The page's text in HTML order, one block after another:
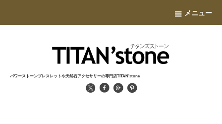
メニュー
パワーストーンブレスレットや天然石アクセサリーの専門店TITAN'stone